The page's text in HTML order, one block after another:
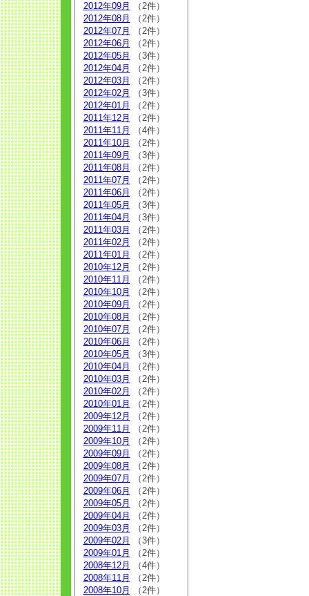
2012年09月
（2件）
2012年08月
（2件）
2012年07月
（2件）
2012年06月
（2件）
2012年05月
（3件）
2012年04月
（2件）
2012年03月
（2件）
2012年02月
（3件）
2012年01月
（2件）
2011年12月
（2件）
2011年11月
（4件）
2011年10月
（2件）
2011年09月
（3件）
2011年08月
（2件）
2011年07月
（2件）
2011年06月
（2件）
2011年05月
（3件）
2011年04月
（3件）
2011年03月
（2件）
2011年02月
（2件）
2011年01月
（2件）
2010年12月
（2件）
2010年11月
（2件）
2010年10月
（2件）
2010年09月
（2件）
2010年08月
（2件）
2010年07月
（2件）
2010年06月
（2件）
2010年05月
（3件）
2010年04月
（2件）
2010年03月
（2件）
2010年02月
（2件）
2010年01月
（2件）
2009年12月
（2件）
2009年11月
（2件）
2009年10月
（2件）
2009年09月
（2件）
2009年08月
（2件）
2009年07月
（2件）
2009年06月
（2件）
2009年05月
（2件）
2009年04月
（2件）
2009年03月
（2件）
2009年02月
（3件）
2009年01月
（2件）
2008年12月
（4件）
2008年11月
（2件）
2008年10月
（2件）